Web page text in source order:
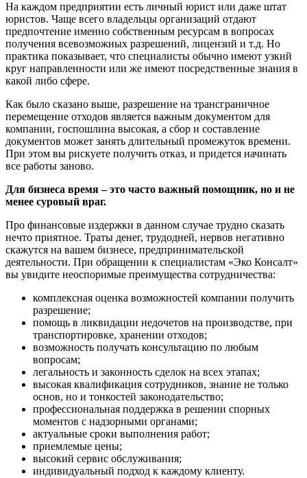
На каждом предприятии есть личный юрист или даже штат
юристов. Чаще всего владельцы организаций отдают
предпочтение именно собственным ресурсам в вопросах
получения всевозможных разрешений, лицензий и т.д. Но
практика показывает, что специалисты обычно имеют узкий
круг направленности или же имеют посредственные знания в
какой либо сфере.
Как было сказано выше, разрешение на трансграничное
перемещение отходов является важным документом для
компании, госпошлина высокая, а сбор и составление
документов может занять длительный промежуток времени.
При этом вы рискуете получить отказ, и придется начинать
все работы заново.
Для бизнеса время – это часто важный помощник, но и не
менее суровый враг.
Про финансовые издержки в данном случае трудно сказать
нечто приятное. Траты денег, трудодней, нервов негативно
скажутся на вашем бизнесе, предпринимательской
деятельности. При обращении к специалистам «Эко Консалт»
вы увидите неоспоримые преимущества сотрудничества:
комплексная оценка возможностей компании получить
разрешение;
помощь в ликвидации недочетов на производстве, при
транспортировке, хранении отходов;
возможность получать консультацию по любым
вопросам;
легальность и законность сделок на всех этапах;
высокая квалификация сотрудников, знание не только
основ, но и тонкостей законодательство;
профессиональная поддержка в решении спорных
моментов с надзорными органами;
актуальные сроки выполнения работ;
приемлемые цены;
высокий сервис обслуживания;
индивидуальный подход к каждому клиенту.